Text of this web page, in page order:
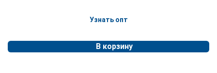
Узнать опт
В корзину